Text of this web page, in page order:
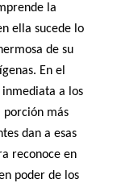
la
ella sucede lo
de su
En el
a los
porción más
dan a esas
reconoce en
poder de los